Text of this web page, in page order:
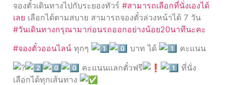
จองตั๋วเดินทางไปกับระยองทัวร์ #สามารถเลือกที่นั่งเองได้
เลย เลือกได้ตามสบาย สามารถจองตั๋วล่วงหน้าได้ 7 วัน
#วันเดินทางกรุณามาก่อนรถออกอย่างน้อย20นาทีนะคะ
#จองตั๋วออนไลน์ ทุกๆ บาท ได้
คะแนน
คะแนนแลกตั๋วฟรี
ที่นั่ง
เลือกได้ทุกเส้นทาง